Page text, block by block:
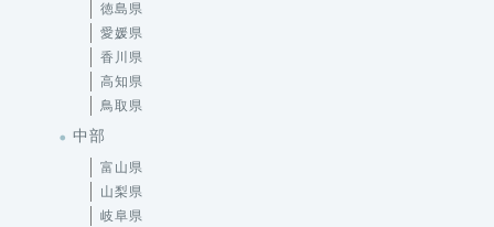
徳島県
愛媛県
香川県
高知県
鳥取県
中部
富山県
山梨県
岐阜県